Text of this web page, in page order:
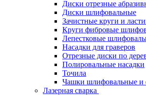
Диски отрезные
Диски шлифовальные
Зачистные круги и
Круги фибровые
Лепестковые
Насадки для граверов
Отрезные диски по
Полировальные насадки
Точила
Чашки шлифовальные и
Лазерная сварка